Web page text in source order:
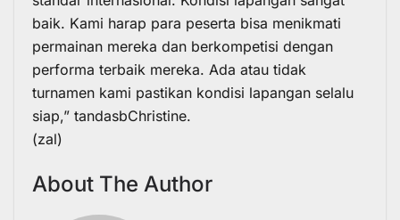
baik. Kami harap para peserta bisa menikmati
permainan mereka dan berkompetisi dengan
performa terbaik mereka. Ada atau tidak
turnamen kami pastikan kondisi lapangan selalu
siap,” tandasbChristine.
(zal)
About The Author